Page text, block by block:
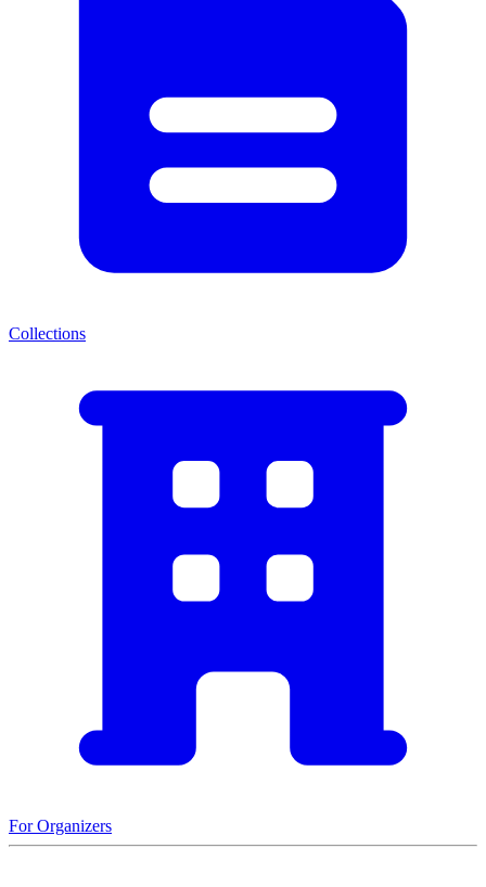
Collections
For Organizers